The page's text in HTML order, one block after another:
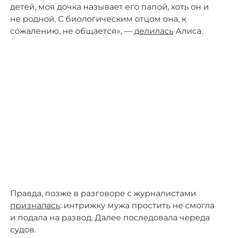
детей, моя дочка называет его папой, хоть он и
не родной. С биологическим отцом она, к
сожалению, не общается», — делилась Алиса.
Правда, позже в разговоре с журналистами
призналась: интрижку мужа простить не смогла
и подала на развод. Далее последовала череда
судов.